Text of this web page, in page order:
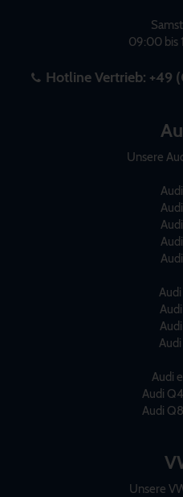
09:00 bis
Hotline Vertrieb: +49
Unsere
Audi
Audi
Audi
Unsere